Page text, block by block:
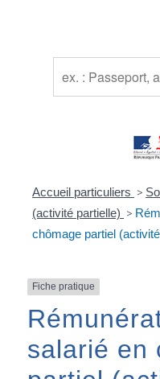
Accueil particuliers >
(activité partielle) >
chômage partiel
Fiche pratique
salarié en